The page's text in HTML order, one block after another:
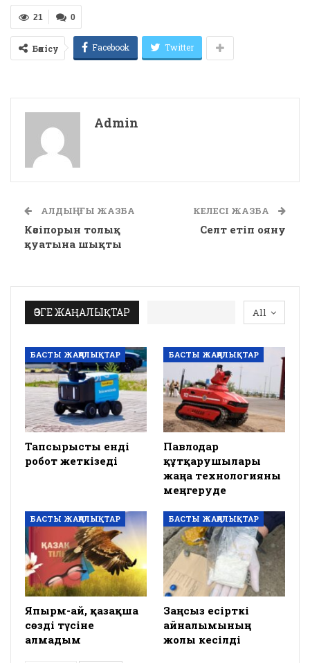
0
21
Бөлісу Facebook Twitter
Admin
АЛДЫҢҒЫ ЖАЗБА
Кәсіпорын толық
қуатына шықты
КЕЛЕСІ ЖАЗБА
Селт етіп ояну
All
ӨЗГЕ ЖАҢАЛЫҚТАР
БАСТЫ ЖАҢАЛЫҚТАР
Тапсырысты енді
робот жеткізеді
БАСТЫ ЖАҢАЛЫҚТАР
Павлодар
құтқарушылары
жаңа технологияны
меңгеруде
БАСТЫ ЖАҢАЛЫҚТАР
Япырм-ай, қазақша
сөзді түсіне
алмадым
БАСТЫ ЖАҢАЛЫҚТАР
Заңсыз есірткі
айналымының
жолы кесілді